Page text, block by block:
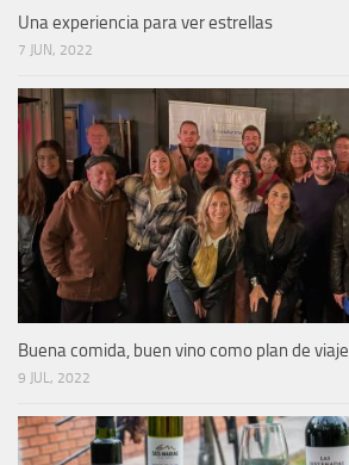
Una experiencia para ver estrellas
7 JUN, 2022
Buena comida, buen vino como plan de viaje
9 JUL, 2022